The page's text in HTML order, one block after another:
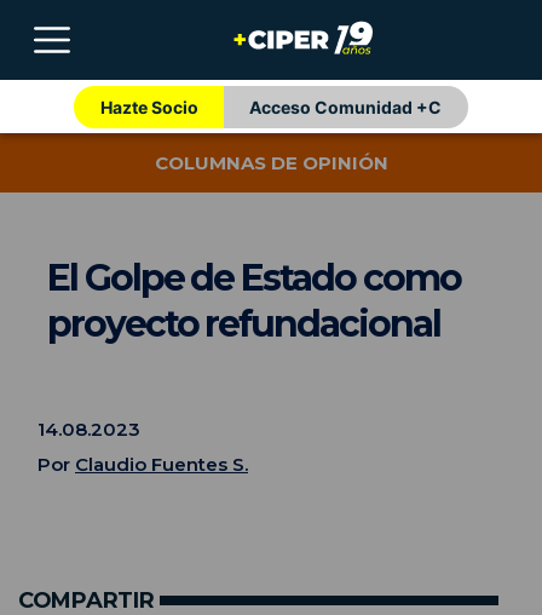
Hazte Socio Acceso Comunidad +C
COLUMNAS DE OPINIÓN
El Golpe de Estado como
proyecto refundacional
14.08.2023
Por Claudio Fuentes S.
COMPARTIR